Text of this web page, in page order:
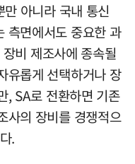
아니라 국내 통신
측면에서도 중요한 과
비 제조사에 종속될
유롭게 선택하거나 장
, SA로 전환하면 기존
사의 장비를 경쟁적으
.